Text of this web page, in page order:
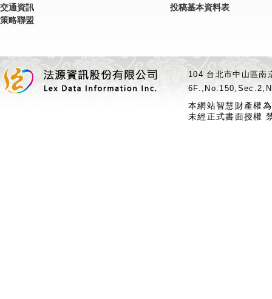
交通資訊
策略聯盟
投稿基本資料表
104 台北市中山區
本網站智慧財產權
未經正式書面授權